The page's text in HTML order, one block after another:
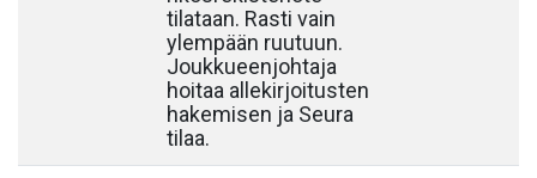
tilataan. Rasti vain
ylempään ruutuun.
Joukkueenjohtaja
hoitaa allekirjoitusten
hakemisen ja Seura
tilaa.